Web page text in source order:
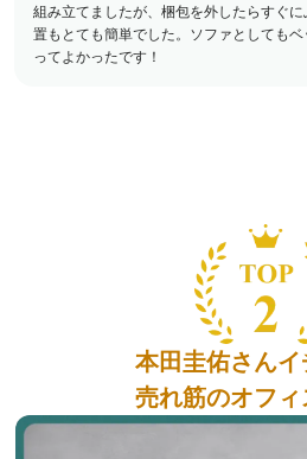
組み立てましたが、梱包を外したらすぐ
置もとても簡単でした。ソファとしても
ってよかったです！
本田圭佑さんイ
売れ筋のオフ